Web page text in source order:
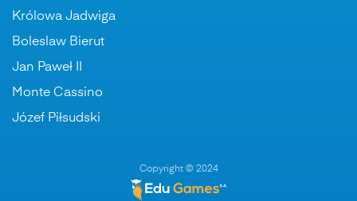
Królowa Jadwiga
Boleslaw Bierut
Jan Paweł II
Monte Cassino
Józef Piłsudski
Copyright © 2024